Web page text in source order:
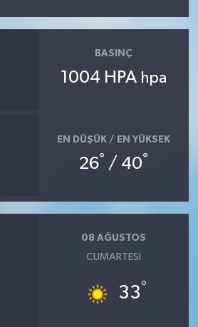
BASINÇ
1004 HPA hpa
EN DÜŞÜK / EN YÜKSEK
26° / 40°
08 AĞUSTOS
CUMARTESI
33°